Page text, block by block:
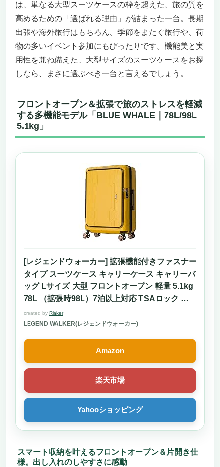
は、単なる大型スーツケースの枠を超えた、旅の質を
高めるための「選ばれる理由」が詰まった一台。長期
出張や海外旅行はもちろん、季節をまたぐ旅行や、荷
物の多いイベント参加にもぴったりです。機能美と実
用性を兼ね備えた、大型サイズのスーツケースをお探
しなら、まさに選ぶべき一台と言えるでしょう。
フロントオープン＆拡張で旅のストレスを軽減
する多機能モデル「BLUE WHALE｜78L/98L
5.1kg」
[レジェンドウォーカー] 拡張機能付きファスナー
タイプ スーツケース キャリーケース キャリーバ
ッグ Lサイズ 大型 フロントオープン 軽量 5.1kg
78L （拡張時98L）7泊以上対応 TSAロック ク
ッション付きダブルキャスター 無料受託手荷物
（拡張時157cm) BLUE WHALE 保証付 5205-66
created by Rinker
LEGEND WALKER(レジェンドウォーカー)
Amazon
楽天市場
Yahooショッピング
スマート収納を叶えるフロントオープン＆片開き仕
様。出し入れのしやすさに感動